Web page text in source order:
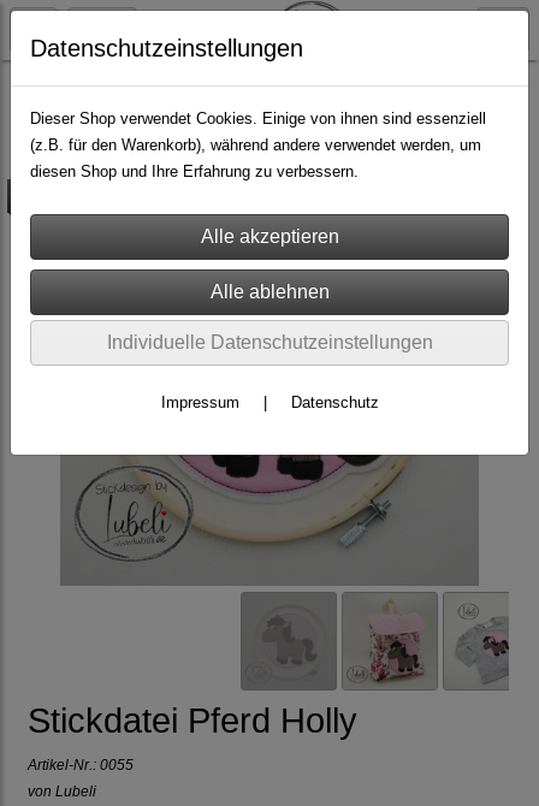
Do it yourself Stickdateien Doodle Tiere
Stickdatei Pferd Holly
Artikel-Nr.: 0055
von Lubeli
Datenschutzeinstellungen
Dieser Shop verwendet Cookies. Einige von ihnen sind essenziell
(z.B. für den Warenkorb), während andere verwendet werden, um
diesen Shop und Ihre Erfahrung zu verbessern.
Individuelle Datenschutzeinstellungen
Impressum Datenschutz